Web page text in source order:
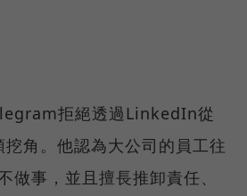
拒絕透過LinkedIn從
角。他認為大公司的員工往
做事，並且擅長推卸責任、